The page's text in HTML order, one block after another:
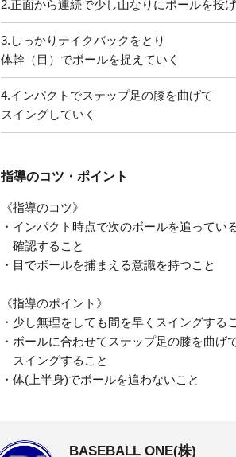
2.正面から連続で少し山なりにボールを投
3. しっかりテイクバックをとり
体幹（目）でボールを捉えていく
4.インパクトでステップ足の膝を曲げて
スイングしていく
指導のコツ・ポイント
《指導のコツ》
・インパクト時点で次のボールを追ってい
確認すること
・目でボールを捕まえる意識を持つこと
《指導のポイント》
・少し無理をしても間を早くスイングする
・ボールに合わせてステップ足の膝を曲げ
スイングすること
・体(上半身)でボールを追わないこと
BASEBALL ONE(株)